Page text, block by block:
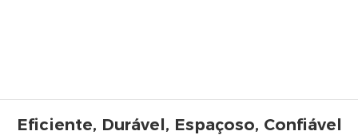
Eficiente, Durável, Espaçoso, Confiável